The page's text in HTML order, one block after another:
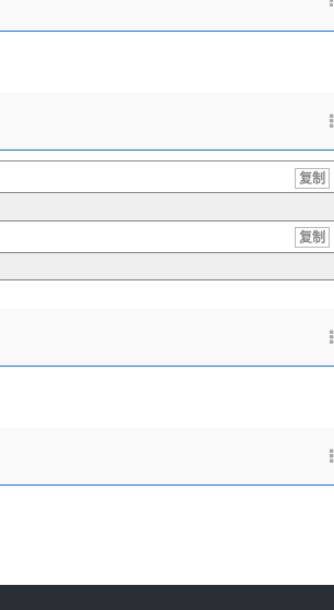
复制
复制